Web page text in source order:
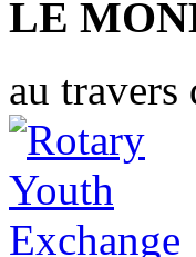
LE
au travers